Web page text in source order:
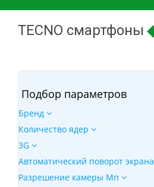
TECNO смартфоны
Подбор параметров
Бренд
Количество ядер
3G
Автоматический поворот экрана
Разрешение камеры Мп